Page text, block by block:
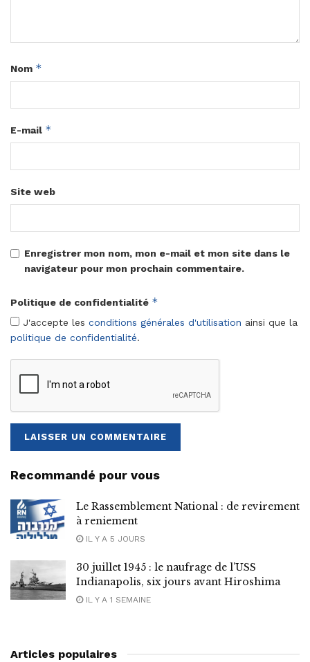
Nom *
E-mail *
Site web
Enregistrer mon nom, mon e-mail et mon site dans le
navigateur pour mon prochain commentaire.
Politique de confidentialité *
J'accepte les conditions générales d'utilisation ainsi que la
politique de confidentialité.
Recommandé pour vous
Le Rassemblement National : de revirement
à reniement
IL Y A 5 JOURS
30 juillet 1945 : le naufrage de l’USS
Indianapolis, six jours avant Hiroshima
IL Y A 1 SEMAINE
Articles populaires